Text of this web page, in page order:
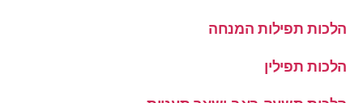
הלכות תפילות המנחה
הלכות תפילין